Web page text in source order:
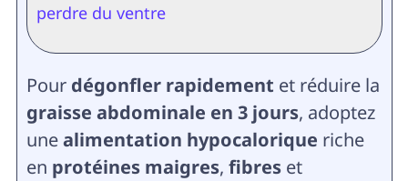
perdre du ventre
Pour dégonfler rapidement et réduire la
graisse abdominale en 3 jours, adoptez
unealimentation hypocalorique riche
en protéines maigres, fibreset